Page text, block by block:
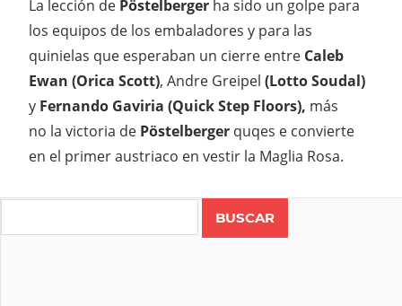
La lección de Pöstelberger ha sido un golpe para
los equipos de los embaladores y para las
quinielas que esperaban un cierre entre Caleb
Ewan (Orica Scott), Andre Greipel (Lotto Soudal)
y Fernando Gaviria (Quick Step Floors), más
no la victoria de Pöstelberger quqes e convierte
en el primer austriaco en vestir la Maglia Rosa.